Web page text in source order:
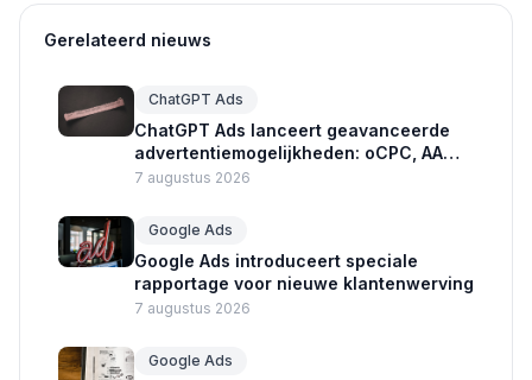
Gerelateerd nieuws
ChatGPT Ads
ChatGPT Ads lanceert geavanceerde
advertentiemogelijkheden: oCPC, AAM
en productcarrousels
7 augustus 2026
Google Ads
Google Ads introduceert speciale
rapportage voor nieuwe klantenwerving
7 augustus 2026
Google Ads